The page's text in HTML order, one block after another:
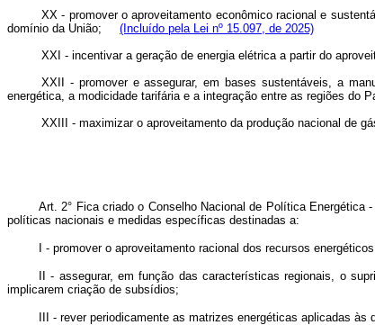
XX - promover o aproveitamento econômico racional e
domínio da União; (Incluído pela Lei nº 15.097, de 2025)
XXI - incentivar a geração de energia elétrica a partir do
XXII - promover e assegurar, em bases sustentáveis, a
energética, a modicidade tarifária e a integração entre as regiões do
XXIII - maximizar o aproveitamento da produção nacional de
Art. 2° Fica criado o Conselho Nacional de Política Energética
políticas nacionais e medidas específicas destinadas a:
I - promover o aproveitamento racional dos recursos
II - assegurar, em função das características regionais, o
implicarem criação de subsídios;
III - rever periodicamente as matrizes energéticas aplicadas